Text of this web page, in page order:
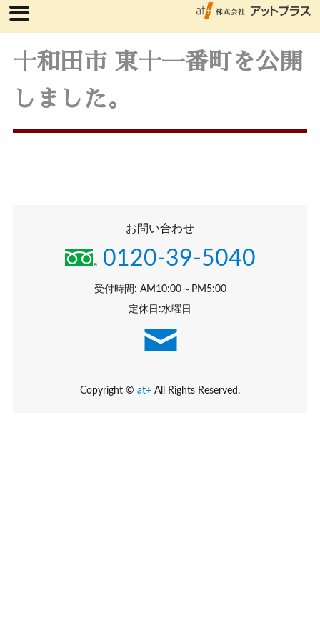
十和田市 東十一番町を公開
しました。
お問い合わせ
0120-39-5040
受付時間: AM10:00～PM5:00
定休日:水曜日
Copyright © at+ All Rights Reserved.